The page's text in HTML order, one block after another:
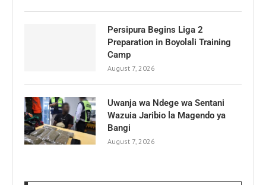
Persipura Begins Liga 2
Preparation in Boyolali Training
Camp
August 7, 2026
Uwanja wa Ndege wa Sentani
Wazuia Jaribio la Magendo ya
Bangi
August 7, 2026